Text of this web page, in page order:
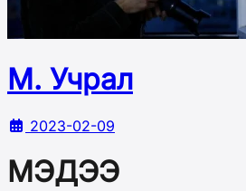
М. Учрал
2023-02-09
МЭДЭЭ